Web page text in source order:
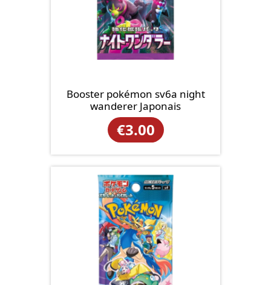
Booster pokémon sv6a night
wanderer Japonais
€3.00